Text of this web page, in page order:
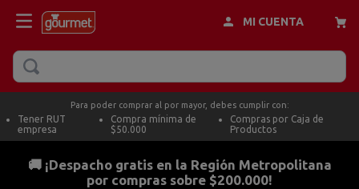
MI CUENTA
BUSCAR
Para poder comprar al por mayor, debes cumplir con:
Tener RUT
empresa
Compra mínima de
$50.000
Compras por Caja de
Productos
🚚 ¡Despacho gratis en la Región Metropolitana
por compras sobre $200.000!